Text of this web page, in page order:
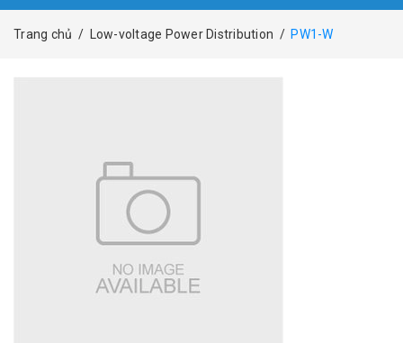
Trang chủ / Low-voltage Power Distribution / PW1-W